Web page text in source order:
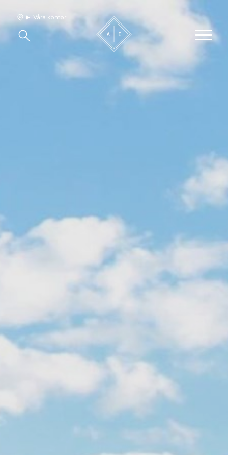
Våra hem
Jobba med oss
Våra kontor